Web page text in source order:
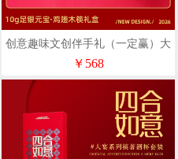
创意趣味文创伴手礼（一定赢）大
宴送朋友年会伴手礼
￥568